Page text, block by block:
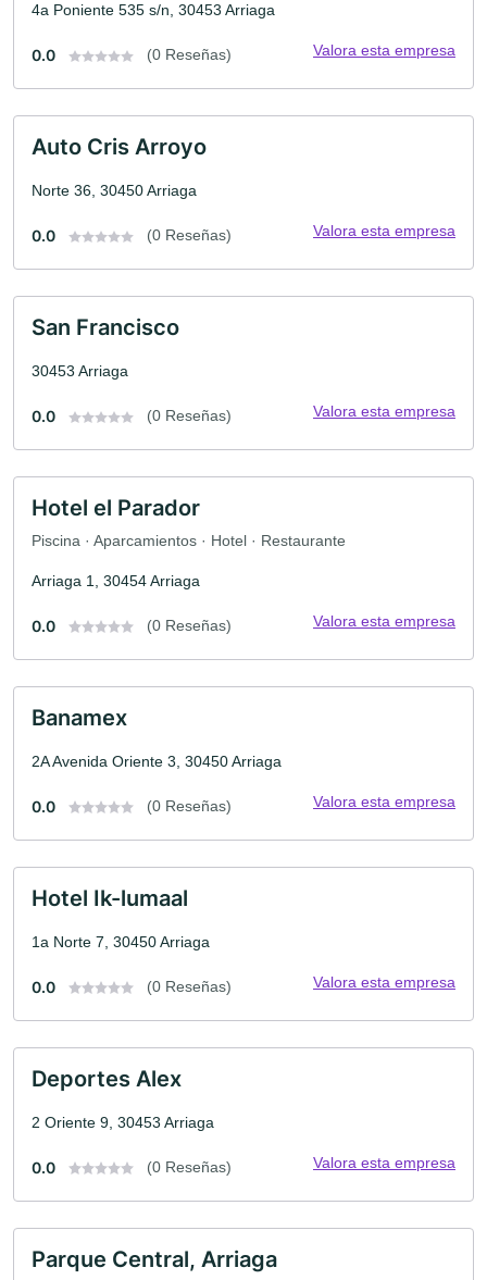
4a Poniente 535 s/n, 30453 Arriaga
0.0 (0 Reseñas) Valora esta empresa
Auto Cris Arroyo
Norte 36, 30450 Arriaga
0.0 (0 Reseñas) Valora esta empresa
San Francisco
30453 Arriaga
0.0 (0 Reseñas) Valora esta empresa
Hotel el Parador
Piscina · Aparcamientos · Hotel · Restaurante
Arriaga 1, 30454 Arriaga
0.0 (0 Reseñas) Valora esta empresa
Banamex
2A Avenida Oriente 3, 30450 Arriaga
0.0 (0 Reseñas) Valora esta empresa
Hotel Ik-lumaal
1a Norte 7, 30450 Arriaga
0.0 (0 Reseñas) Valora esta empresa
Deportes Alex
2 Oriente 9, 30453 Arriaga
0.0 (0 Reseñas) Valora esta empresa
Parque Central, Arriaga